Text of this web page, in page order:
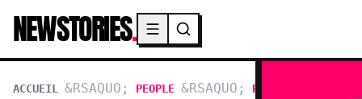
NEWSTORIES.
ACCUEIL PEOPLE PERSONNALITÉS